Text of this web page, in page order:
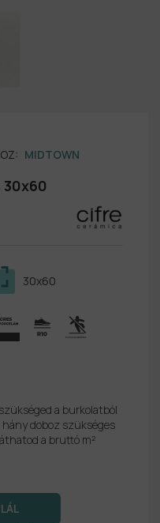
MIDTOWN
30x60
a burkolatból
doboz szükséges
a bruttó m²